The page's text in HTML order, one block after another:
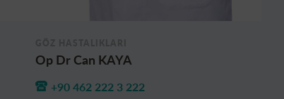
Op Dr Can KAYA
+90 462 222 3 222